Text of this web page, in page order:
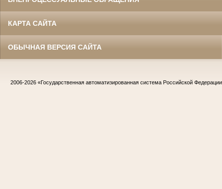
КАРТА САЙТА
ОБЫЧНАЯ ВЕРСИЯ САЙТА
2006-2026 «Государственная автоматизированная система Российской